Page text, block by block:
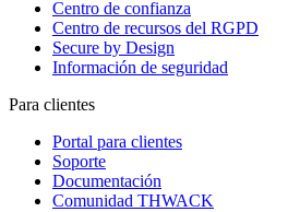
Centro de confianza
Centro de recursos del RGPD
Secure by Design
Información de seguridad
Para clientes
Portal para clientes
Soporte
Documentación
Comunidad THWACK